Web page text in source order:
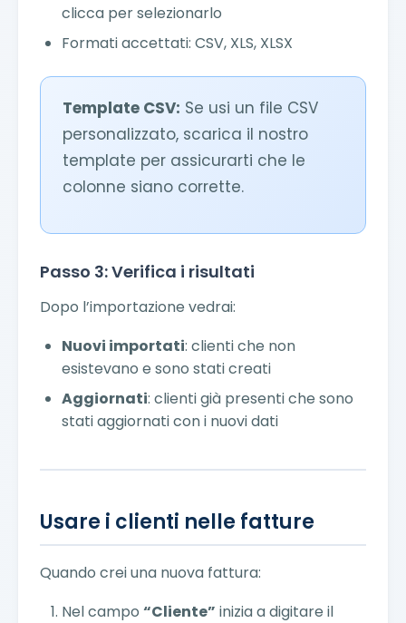
clicca per selezionarlo
Formati accettati: CSV, XLS, XLSX
Template CSV: Se usi un file CSV
personalizzato, scarica il nostro
template per assicurarti che le
colonne siano corrette.
Passo 3: Verifica i risultati
Dopo l’importazione vedrai:
Nuovi importati: clienti che non
esistevano e sono stati creati
Aggiornati: clienti già presenti che sono
stati aggiornati con i nuovi dati
Usare i clienti nelle fatture
Quando crei una nuova fattura:
Nel campo “Cliente” inizia a digitare il